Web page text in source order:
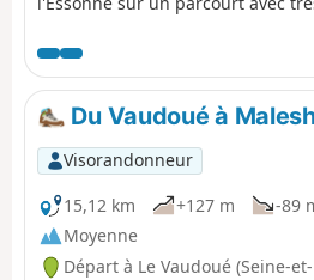
est traversée par l'Essonne. Au
lavoir, rivière, ruelles, étangs et
les jolis villages de Buno-
suivant le GR®1.
Du Vaudoué à
Visorandonneur
15,12 km
+127 m -89
Moyenne
Départ à Le Vaudoué (Seine-